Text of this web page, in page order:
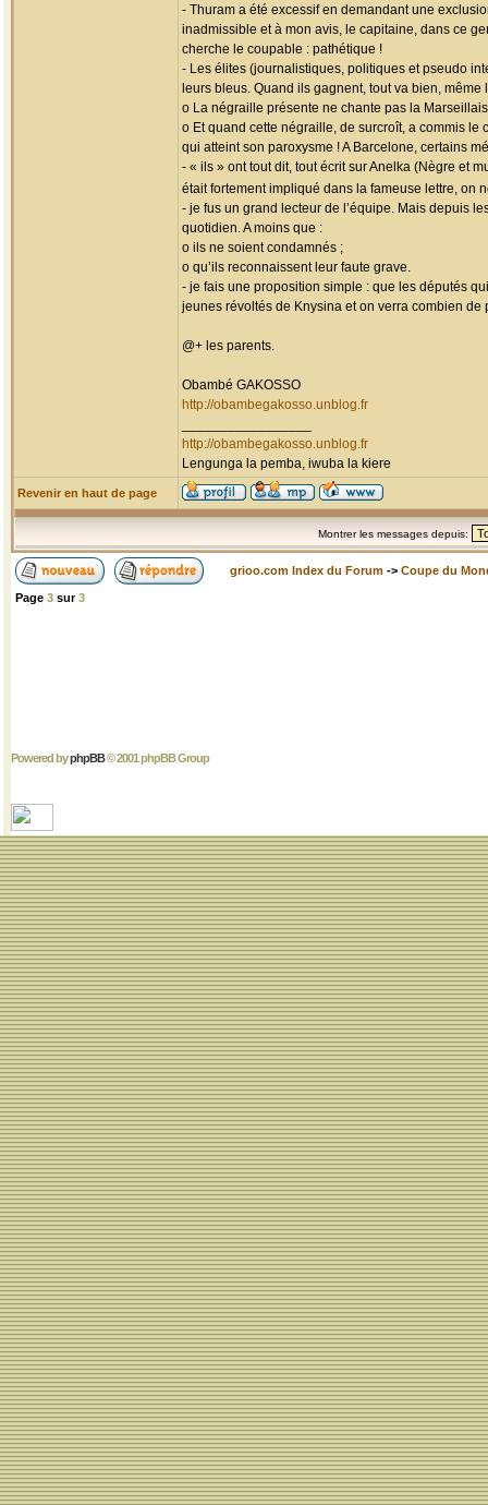
- Thuram a été excessif en demandant une
inadmissible et à mon avis, le capitaine, dans ce
cherche le coupable : pathétique !
- Les élites (journalistiques, politiques et pseudo
leurs bleus. Quand ils gagnent, tout va bien,
o La négraille présente ne chante pas la
o Et quand cette négraille, de surcroît, a commis le
qui atteint son paroxysme ! A Barcelone, certains
- « ils » ont tout dit, tout écrit sur Anelka (Nègre et
était fortement impliqué dans la fameuse lettre,
- je fus un grand lecteur de l’équipe. Mais depuis
quotidien. A moins que :
o ils ne soient condamnés ;
o qu’ils reconnaissent leur faute grave.
- je fais une proposition simple : que les députés
jeunes révoltés de Knysina et on verra combien
@+ les parents.
Obambé GAKOSSO
http://obambegakosso.unblog.fr
http://obambegakosso.unblog.fr
Lengunga la pemba, iwuba la kiere
Revenir en haut de page
Montrer les messages depuis:
grioo.com Index du Forum -> Coupe du
Page 3 sur3
Powered byphpBB© 2001 phpBB Group